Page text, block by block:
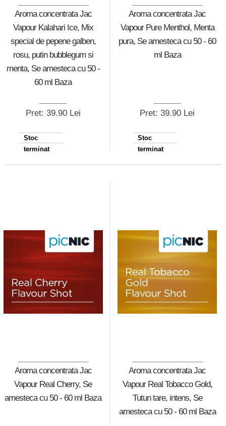
Aroma concentrata Jac
Vapour Kalahari Ice, Mix
special de pepene galben,
rosu, putin bubblegum si
menta, Se amesteca cu 50 -
60 ml Baza
Pret: 39.90 Lei
Stoc
terminat
Aroma concentrata Jac
Vapour Pure Menthol, Menta
pura, Se amesteca cu 50 - 60
ml Baza
Pret: 39.90 Lei
Stoc
terminat
Aroma concentrata Jac
Vapour Real Cherry, Se
amesteca cu 50 - 60 ml Baza
Aroma concentrata Jac
Vapour Real Tobacco Gold,
Tutun tare, intens, Se
amesteca cu 50 - 60 ml Baza